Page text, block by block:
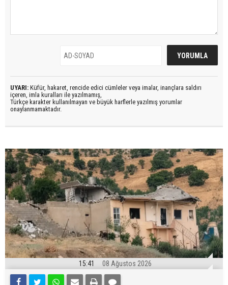
UYARI: Küfür, hakaret, rencide edici cümleler veya imalar, inançlara saldırı
içeren, imla kuralları ile yazılmamış,
Türkçe karakter kullanılmayan ve büyük harflerle yazılmış yorumlar
onaylanmamaktadır.
15:41 08 Ağustos 2026